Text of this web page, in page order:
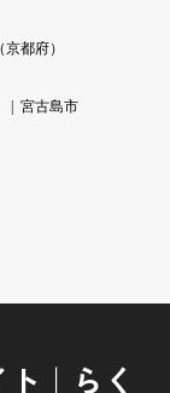
（京都府）
宮古島市
｜らく